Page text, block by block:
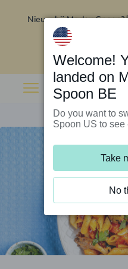
Nieuw bij Marley Spoon?
Welcome!
landed on
Spoon BE
Do you want to
Spoon US to
Take
No